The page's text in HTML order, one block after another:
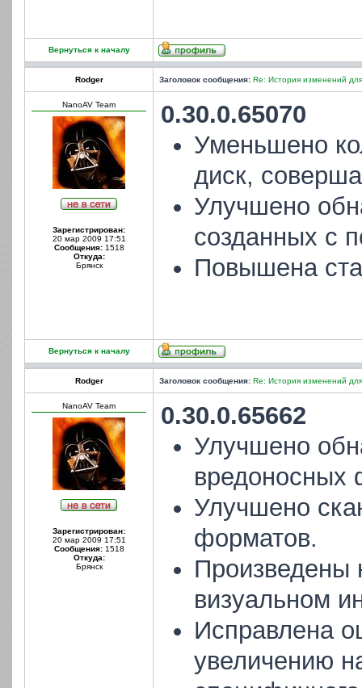
Вернуться к началу
Rodger Заголовок сообщения: Re: История изменений
NanoAV Team
Зарегистрирован:
20 мар 2009 17:51
Сообщения:1518
Откуда:
Брянск
0.30.0.65070
Уменьшено
диск,
Улучшено
созданных с
Повышена
Вернуться к началу
Rodger Заголовок сообщения: Re: История изменений
NanoAV Team
Зарегистрирован:
20 мар 2009 17:51
Сообщения:1518
Откуда:
Брянск
0.30.0.65662
Улучшено
вредоносных
Улучшено
форматов.
Произведены
визуальном
Исправлена
увеличению